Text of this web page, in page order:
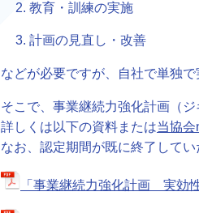
教育・訓練の実施
計画の見直し・改善
などが必要ですが、自社で単独
そこで、事業継続力強化計画（
詳しくは以下の資料または当協
なお、認定期間が既に終了して
「事業継続力強化計画 実効